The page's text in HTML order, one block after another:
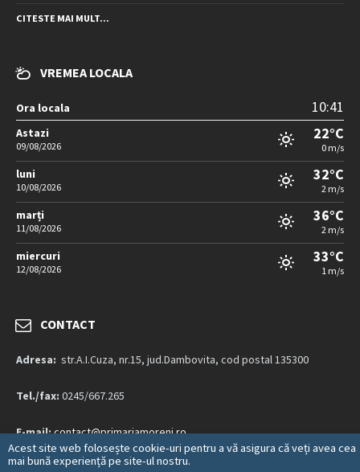
CITESTE MAI MULT...
VREMEA LOCALA
Ora locala 10:41
Astazi
09/08/2026
22°C
0 m/s
luni
10/08/2026
32°C
2 m/s
marți
11/08/2026
36°C
2 m/s
miercuri
12/08/2026
33°C
1 m/s
CONTACT
Adresa: str.A.I.Cuza, nr.15, jud.Dambovita, cod postal 135300
Tel./fax: 0245/667.265
E-mail:contact@primariamoreni.ro
Mai multe detalii…
Acest site web folosește cookie-uri pentru a vă asigura că veți avea cea
mai bună experiență pe site-ul nostru.